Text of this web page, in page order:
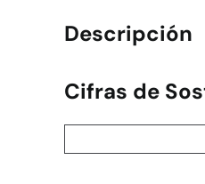
Descripción
Cifras de